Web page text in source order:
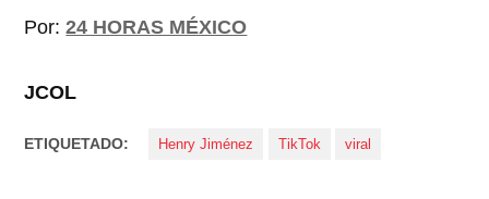
Por:24 HORAS MÉXICO
JCOL
ETIQUETADO: Henry Jiménez TikTok viral